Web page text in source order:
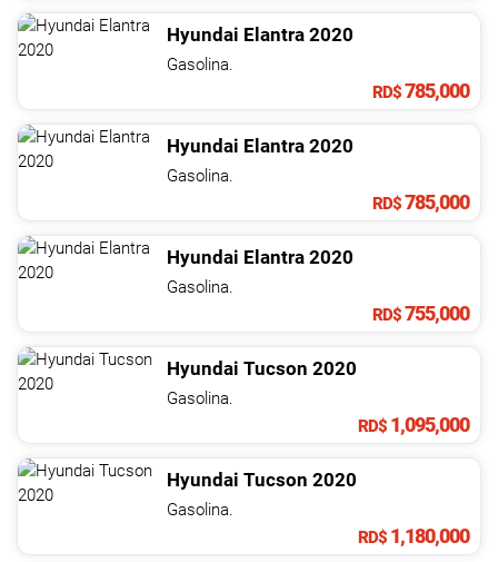
Hyundai Elantra 2020
Gasolina.
RD$785,000
Hyundai Elantra 2020
Gasolina.
RD$785,000
Hyundai Elantra 2020
Gasolina.
RD$755,000
Hyundai Tucson 2020
Gasolina.
RD$ 1,095,000
Hyundai Tucson 2020
Gasolina.
RD$ 1,180,000